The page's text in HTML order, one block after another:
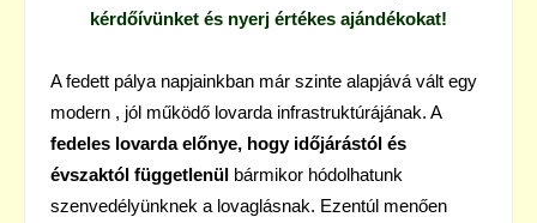
kérdőívünket és nyerj értékes ajándékokat!
A fedett pálya napjainkban már szinte alapjává vált egy
modern , jól működő lovarda infrastruktúrájának. A
fedeles lovarda előnye, hogy időjárástól és
évszaktól függetlenül bármikor hódolhatunk
szenvedélyünknek a lovaglásnak. Ezentúl menően